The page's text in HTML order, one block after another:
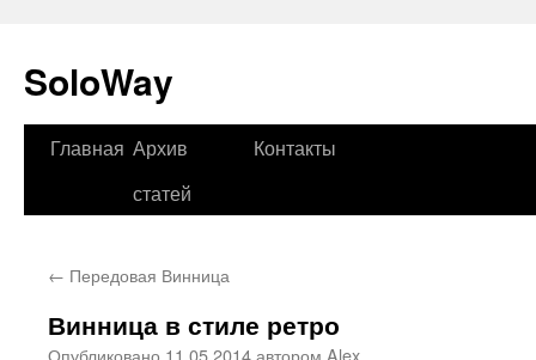
SoloWay
Перейти
Главная Архив
статей
Контакты
← Передовая Винница
Винница в стиле ретро
Опубликовано 11.05.2014автором Alex